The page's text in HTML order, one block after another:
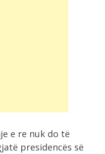
e re nuk do të
presidencës së